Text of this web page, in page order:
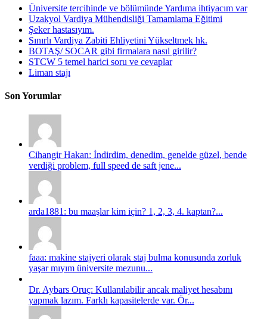
Üniversite tercihinde ve bölümünde Yardıma ihtiyacım var
Uzakyol Vardiya Mühendisliği Tamamlama Eğitimi
Şeker hastasıyım.
Sınırlı Vardiya Zabiti Ehliyetini Yükseltmek hk.
BOTAŞ/ SOCAR gibi firmalara nasıl girilir?
STCW 5 temel harici soru ve cevaplar
Liman stajı
Son Yorumlar
Cihangir Hakan: İndirdim, denedim, genelde güzel, bende
verdiği problem, full speed de saft jene...
arda1881: bu maaşlar kim için? 1, 2, 3, 4. kaptan?...
faaa: makine stajyeri olarak staj bulma konusunda zorluk
yaşar mıyım üniversite mezunu...
Dr. Aybars Oruç: Kullanılabilir ancak maliyet hesabını
yapmak lazım. Farklı kapasitelerde var. Ör...